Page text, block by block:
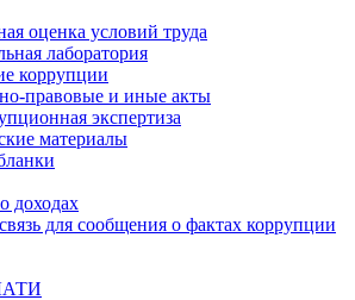
оценка условий труда
лаборатория
коррупции
правовые и иные акты
экспертиза
материалы
доходах
для сообщения о фактах коррупции